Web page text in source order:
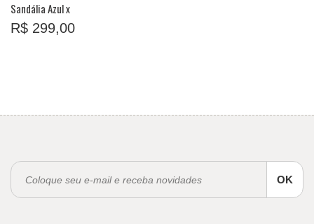
Sandália Azul x
R$ 299,00
OK